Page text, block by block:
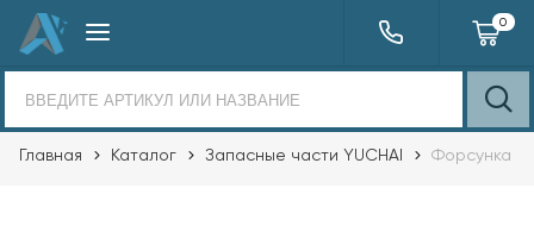
0
Главная Каталог Запасные части YUCHAI Форсунка